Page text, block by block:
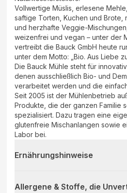
Vollwertige Müslis, erlesene
saftige Torten, Kuchen und Brote,
und herzhafte Veggie-
weizenfrei und vegan – unter der
vertreibt die Bauck GmbH heute
unter dem Motto: „Bio. Aus Liebe
Die Bauck Mühle steht für
denen ausschließlich Bio- und
verarbeitet werden und die
Seit 2005 ist der Mühlenbetrieb
Produkte, die der ganzen Familie
spezialisiert. Dazu tragen eine
glutenfreie Mischanlangen sowie
Labor bei.
Ernährungshinweise
Allergene & Stoffe, die